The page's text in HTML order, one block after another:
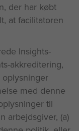
der har købt
at facilitatoren
Insights-
akkreditering,
med denne
til
arbejdsgiver, (a)